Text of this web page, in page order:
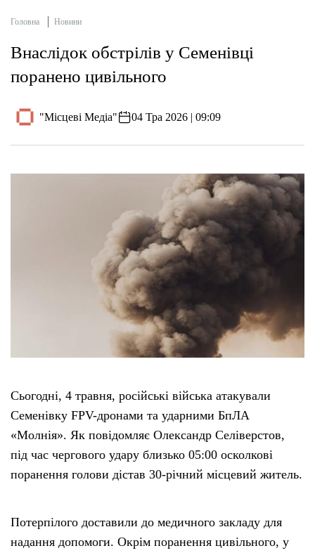
Головна Новини
Внаслідок обстрілів у Семенівці
поранено цивільного
"Місцеві Медіа" 04 Тра 2026 | 09:09
Сьогодні, 4 травня, російські війська атакували
Семенівку FPV-дронами та ударними БпЛА
«Молнія». Як повідомляє Олександр Селіверстов,
під час чергового удару близько 05:00 осколкові
поранення голови дістав 30-річний місцевий житель.
Потерпілого доставили до медичного закладу для
надання допомоги. Окрім поранення цивільного, у